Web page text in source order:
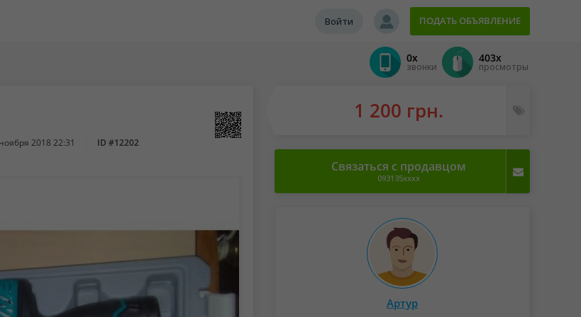
ПОДАТЬ ОБЪЯВЛЕНИЕ
Войти
0x
звонки
403x
просмотры
2018 22:31 ID #12202
1 200 грн.
Связаться с продавцом
093135xxxx
Артур